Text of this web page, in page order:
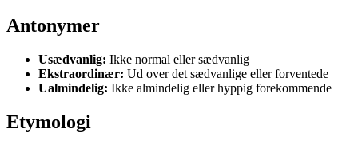
Antonymer
Usædvanlig: Ikke normal eller sædvanlig
Ekstraordinær: Ud over det sædvanlige eller forventede
Ualmindelig: Ikke almindelig eller hyppig forekommende
Etymologi